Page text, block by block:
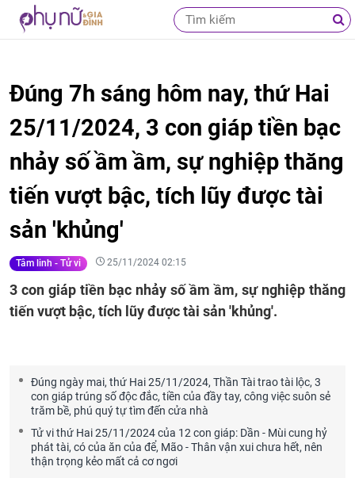
Đúng 7h sáng hôm nay, thứ Hai
25/11/2024, 3 con giáp tiền bạc
nhảy số ầm ầm, sự nghiệp thăng
tiến vượt bậc, tích lũy được tài
sản 'khủng'
Tâm linh - Tử vi 25/11/2024 02:15
3 con giáp tiền bạc nhảy số ầm ầm, sự nghiệp thăng
tiến vượt bậc, tích lũy được tài sản 'khủng'.
Đúng ngày mai, thứ Hai 25/11/2024, Thần Tài trao tài lộc, 3
con giáp trúng số độc đắc, tiền của đầy tay, công việc suôn sẻ
trăm bề, phú quý tự tìm đến cửa nhà
Tử vi thứ Hai 25/11/2024 của 12 con giáp: Dần - Mùi cung hỷ
phát tài, có của ăn của để, Mão - Thân vận xui chưa hết, nên
thận trọng kẻo mất cả cơ ngơi